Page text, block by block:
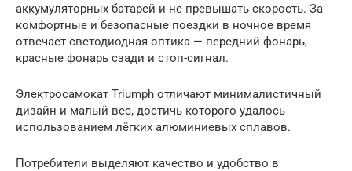
аккумуляторных батарей и не превышать скорость. За
комфортные и безопасные поездки в ночное время
отвечает светодиодная оптика — передний фонарь,
красные фонарь сзади и стоп-сигнал.
Электросамокат Triumph отличают минималистичный
дизайн и малый вес, достичь которого удалось
использованием лёгких алюминиевых сплавов.
Потребители выделяют качество и удобство в